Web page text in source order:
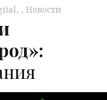
, Новости